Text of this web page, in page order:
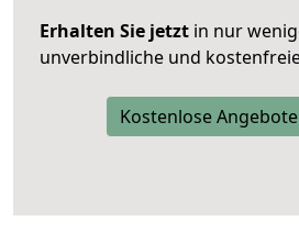
Erhalten Sie jetzt in nur
unverbindliche und
Kostenlose